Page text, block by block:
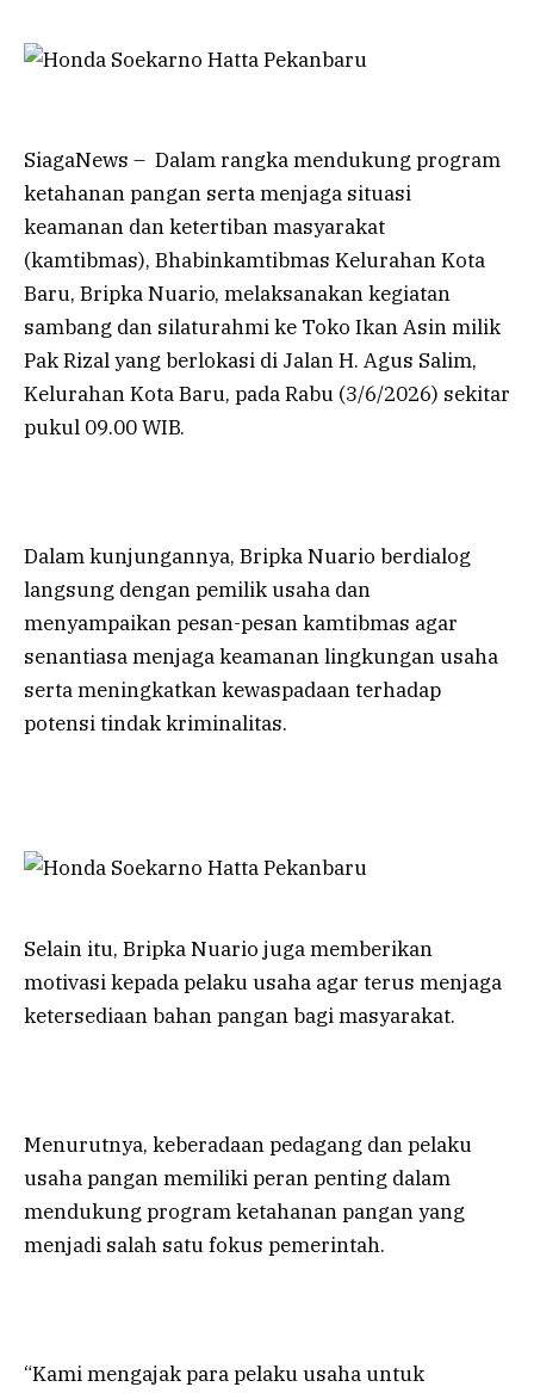
SiagaNews – Dalam rangka mendukung program
ketahanan pangan serta menjaga situasi
keamanan dan ketertiban masyarakat
(kamtibmas), Bhabinkamtibmas Kelurahan Kota
Baru, Bripka Nuario, melaksanakan kegiatan
sambang dan silaturahmi ke Toko Ikan Asin milik
Pak Rizal yang berlokasi di Jalan H. Agus Salim,
Kelurahan Kota Baru, pada Rabu (3/6/2026) sekitar
pukul 09.00 WIB.
Dalam kunjungannya, Bripka Nuario berdialog
langsung dengan pemilik usaha dan
menyampaikan pesan-pesan kamtibmas agar
senantiasa menjaga keamanan lingkungan usaha
serta meningkatkan kewaspadaan terhadap
potensi tindak kriminalitas.
Selain itu, Bripka Nuario juga memberikan
motivasi kepada pelaku usaha agar terus menjaga
ketersediaan bahan pangan bagi masyarakat.
Menurutnya, keberadaan pedagang dan pelaku
usaha pangan memiliki peran penting dalam
mendukung program ketahanan pangan yang
menjadi salah satu fokus pemerintah.
“Kami mengajak para pelaku usaha untuk